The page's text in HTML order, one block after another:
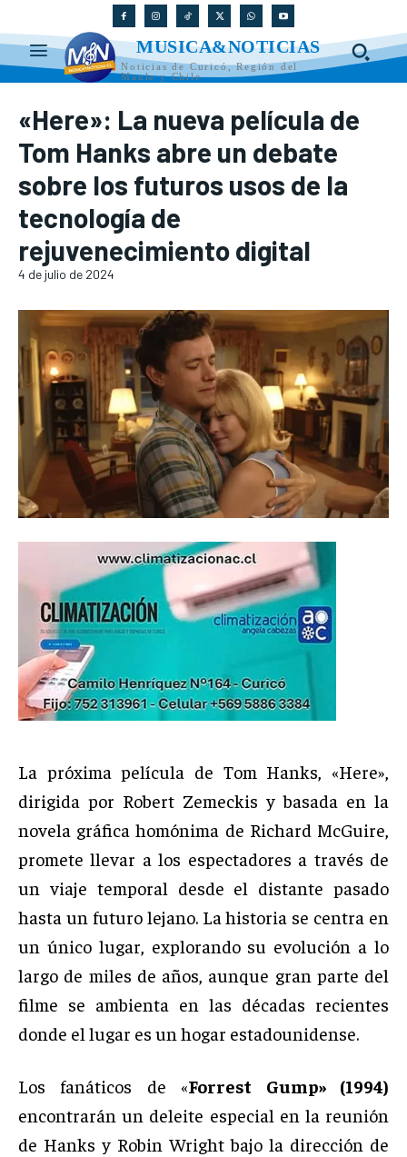
MUSICA&NOTICIAS
Noticias de Curicó, Región del
Maule y Chile
«Here»: La nueva película de
Tom Hanks abre un debate
sobre los futuros usos de la
tecnología de
rejuvenecimiento digital
4 de julio de 2024
La próxima película de Tom Hanks, «Here»,
dirigida por Robert Zemeckis y basada en la
novela gráfica homónima de Richard McGuire,
promete llevar a los espectadores a través de
un viaje temporal desde el distante pasado
hasta un futuro lejano. La historia se centra en
un único lugar, explorando su evolución a lo
largo de miles de años, aunque gran parte del
filme se ambienta en las décadas recientes
donde el lugar es un hogar estadounidense.
Los fanáticos de «Forrest Gump» (1994)
encontrarán un deleite especial en la reunión
de Hanks y Robin Wright bajo la dirección de